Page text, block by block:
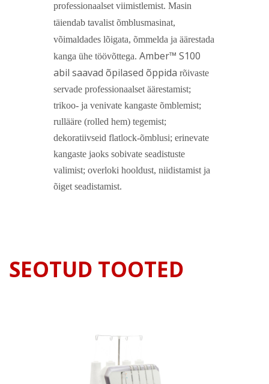
professionaalset viimistlemist. Masin
täiendab tavalist õmblusmasinat,
võimaldades lõigata, õmmelda ja äärestada
kanga ühe töövõttega. Amber™ S100
abil saavad õpilased õppida rõivaste
servade professionaalset äärestamist;
trikoo- ja venivate kangaste õmblemist;
rullääre (rolled hem) tegemist;
dekoratiivseid flatlock-õmblusi; erinevate
kangaste jaoks sobivate seadistuste
valimist; overloki hooldust, niidistamist ja
õiget seadistamist.
SEOTUD TOOTED